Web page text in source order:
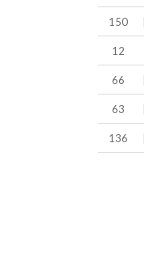
150
12
66
63
136